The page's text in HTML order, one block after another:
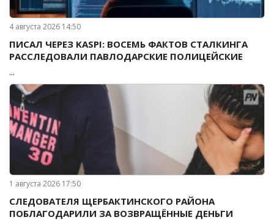
4 августа 2026 14:50
ПИСАЛ ЧЕРЕЗ KASPI: ВОСЕМЬ ФАКТОВ СТАЛКИНГА
РАССЛЕДОВАЛИ ПАВЛОДАРСКИЕ ПОЛИЦЕЙСКИЕ
...
1 августа 2026 17:50
СЛЕДОВАТЕЛЯ ЩЕРБАКТИНСКОГО РАЙОНА
ПОБЛАГОДАРИЛИ ЗА ВОЗВРАЩЁННЫЕ ДЕНЬГИ